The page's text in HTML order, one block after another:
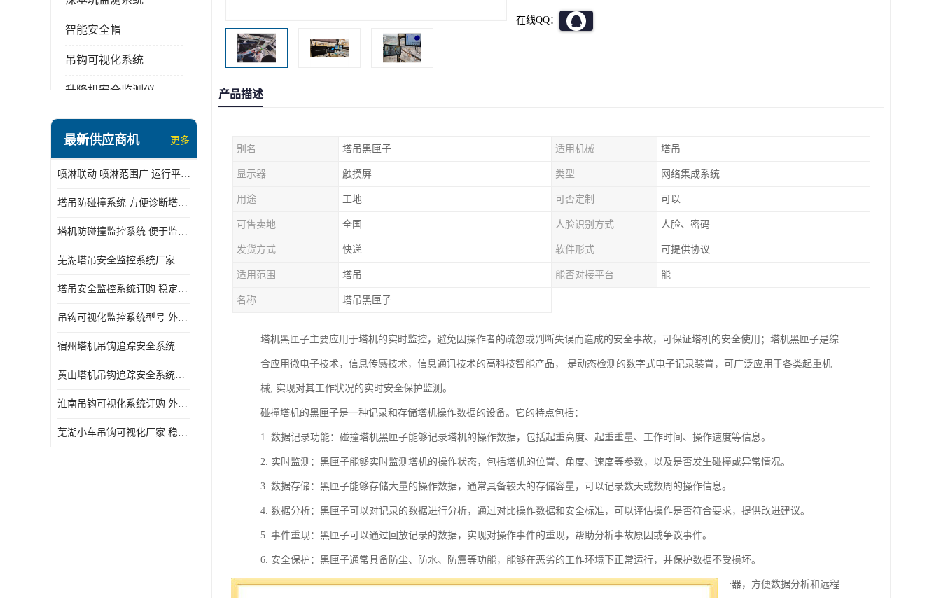
智能安全帽
吊钩可视化系统
升降机安全监测仪
最新供应商机 更多
喷淋联动 喷淋范围广 运行平稳 噪音小
塔吊防碰撞系统 方便诊断塔机状态 自动变焦智能化跟踪
塔机防碰撞监控系统 便于监督和管理 主要应用于塔机的实时监控
芜湖塔吊安全监控系统厂家 外观简洁大方 减少盲吊引发的事故
塔吊安全监控系统订购 稳定性高 结构清晰稳定
吊钩可视化监控系统型号 外观简洁大方 信号稳定 抗干扰性强
宿州塔机吊钩追踪安全系统厂家 提高工作效率 结构清晰稳定
黄山塔机吊钩追踪安全系统价格 可远程查看 减少盲吊引发的事故
淮南吊钩可视化系统订购 外观简洁大方 体积小 占用空间小
芜湖小车吊钩可视化厂家 稳定性高 可视吊装 降低盲吊风险
在线QQ：
产品描述
别名 塔吊黑匣子 适用机械 塔吊
显示器 触摸屏 类型 网络集成系统
用途 工地 可否定制 可以
可售卖地 全国 人脸识别方式 人脸、密码
发货方式 快递 软件形式 可提供协议
适用范围 塔吊 能否对接平台 能
名称 塔吊黑匣子
塔机黑匣子主要应用于塔机的实时监控，避免因操作者的疏忽或判断失误而造成的安全事故，可保证塔机的安全使用；塔机黑匣子是综
合应用微电子技术，信息传感技术，信息通讯技术的高科技智能产品， 是动态检测的数字式电子记录装置，可广泛应用于各类起重机
械, 实现对其工作状况的实时安全保护监测。
碰撞塔机的黑匣子是一种记录和存储塔机操作数据的设备。它的特点包括：
1. 数据记录功能：碰撞塔机黑匣子能够记录塔机的操作数据，包括起重高度、起重重量、工作时间、操作速度等信息。
2. 实时监测：黑匣子能够实时监测塔机的操作状态，包括塔机的位置、角度、速度等参数，以及是否发生碰撞或异常情况。
3. 数据存储：黑匣子能够存储大量的操作数据，通常具备较大的存储容量，可以记录数天或数周的操作信息。
4. 数据分析：黑匣子可以对记录的数据进行分析，通过对比操作数据和安全标准，可以评估操作是否符合要求，提供改进建议。
5. 事件重现：黑匣子可以通过回放记录的数据，实现对操作事件的重现，帮助分析事故原因或争议事件。
6. 安全保护：黑匣子通常具备防尘、防水、防震等功能，能够在恶劣的工作环境下正常运行，并保护数据不受损坏。
7. 数据传输：黑匣子通常具备数据传输功能，可以通过无线网络或有线接口将数据传输到管理中心或云端服务器，方便数据分析和远程